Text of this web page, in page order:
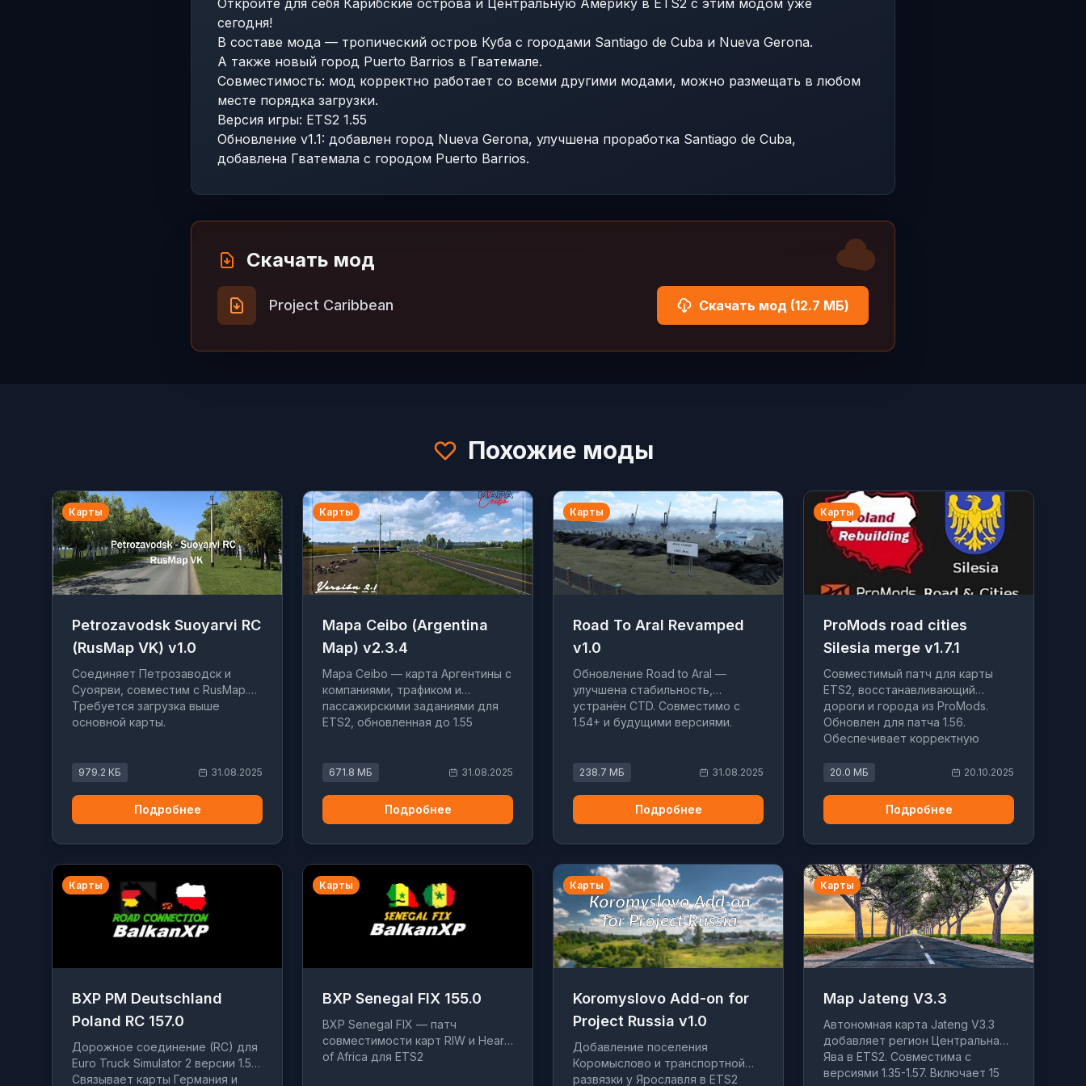
Откройте для себя Карибские острова и Центральную Америку в ETS2 с этим модом уже
сегодня!
В составе мода — тропический остров Куба с городами Santiago de Cuba и Nueva Gerona.
А также новый город Puerto Barrios в Гватемале.
Совместимость: мод корректно работает со всеми другими модами, можно размещать в любом
месте порядка загрузки.
Версия игры: ETS2 1.55
Обновление v1.1: добавлен город Nueva Gerona, улучшена проработка Santiago de Cuba,
добавлена Гватемала с городом Puerto Barrios.
Скачать мод
Project Caribbean Скачать мод (12.7 МБ)
Похожие моды
Карты
Petrozavodsk Suoyarvi RC
(RusMap VK) v1.0
Соединяет Петрозаводск и
Суоярви, совместим с RusMap.
Требуется загрузка выше
основной карты.
979.2 КБ 31.08.2025
Подробнее
Карты
Mapa Ceibo (Argentina
Map) v2.3.4
Mapa Ceibo — карта Аргентины с
компаниями, трафиком и
пассажирскими заданиями для
ETS2, обновленная до 1.55
671.8 МБ 31.08.2025
Подробнее
Карты
Road To Aral Revamped
v1.0
Обновление Road to Aral —
улучшена стабильность,
устранён CTD. Совместимо с
1.54+ и будущими версиями.
238.7 МБ 31.08.2025
Подробнее
Карты
ProMods road cities
Silesia merge v1.7.1
Совместимый патч для карты
ETS2, восстанавливающий
дороги и города из ProMods.
Обновлен для патча 1.56.
Обеспечивает корректную
Silesia.
20.0 МБ 20.10.2025
Подробнее
Карты
BXP PM Deutschland
Poland RC 157.0
Дорожное соединение (RC) для
Euro Truck Simulator 2 версии 1.57.
Связывает карты Германия и
Карты
BXP Senegal FIX 155.0
BXP Senegal FIX — патч
совместимости карт RIW и Heart
of Africa для ETS2
Карты
Koromyslovo Add-on for
Project Russia v1.0
Добавление поселения
Коромыслово и транспортной
развязки у Ярославля в ETS2
Карты
Map Jateng V3.3
Автономная карта Jateng V3.3
добавляет регион Центральная
Ява в ETS2. Совместима с
версиями 1.35-1.57. Включает 15